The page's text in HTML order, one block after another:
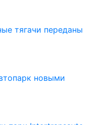
тягачи переданы
новыми